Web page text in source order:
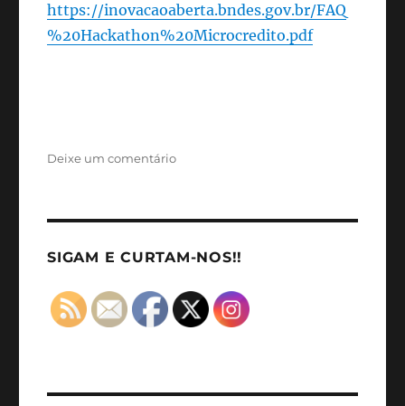
https://inovacaoaberta.bndes.gov.br/FAQ
%20Hackathon%20Microcredito.pdf
Deixe um comentárioem
SIGAM E CURTAM-NOS!!